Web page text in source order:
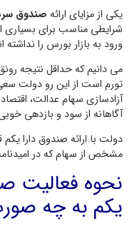
یکی از مزایای ارائه صندوق
شرایطی مناسب برای بسیاری
ورود به بازار بورس را نداشته
می دانیم که حداقل نتیجه
تورم است از این رو دولت سعی
آزادسازی سهام عدالت،
آگاهانه از سود و بازدهی
دولت با ارائه صندوق دارا
مشخص از سهام که در
نحوه فعالیت
یکم به چه